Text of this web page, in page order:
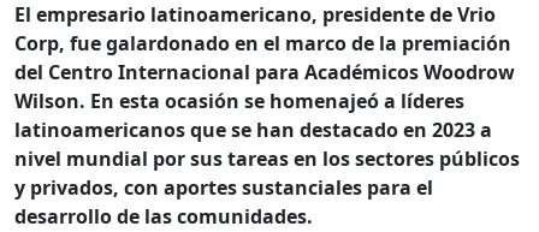
El empresario latinoamericano, presidente de Vrio
Corp, fue galardonado en el marco de la premiación
del Centro Internacional para Académicos Woodrow
Wilson. En esta ocasión se homenajeó a líderes
latinoamericanos que se han destacado en 2023 a
nivel mundial por sus tareas en los sectores públicos
y privados, con aportes sustanciales para el
desarrollo de las comunidades.